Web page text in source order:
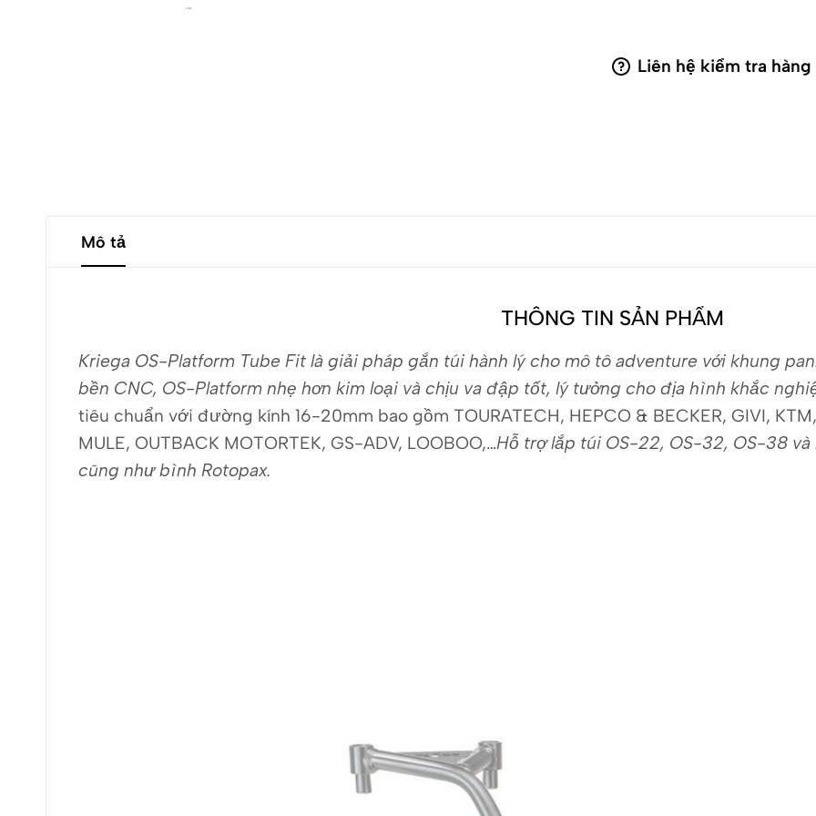
Liên hệ kiểm tra hàng
Mô tả
THÔNG TIN SẢN PHẨM
Kriega OS-Platform Tube Fit là giải pháp gắn túi hành lý cho mô tô adventure với khung
bền CNC, OS-Platform nhẹ hơn kim loại và chịu va đập tốt, lý tưởng cho địa hình khắc
tiêu chuẩn với đường kính 16-20mm bao gồm TOURATECH, HEPCO & BECKER, GIVI,
MULE, OUTBACK MOTORTEK, GS-ADV, LOOBOO,…Hỗ trợ lắp túi OS-22, OS-32, OS-38 và
cũng như bình Rotopax.